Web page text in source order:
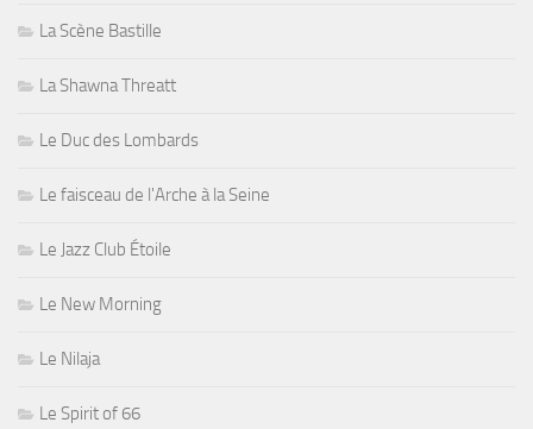
La Scène Bastille
La Shawna Threatt
Le Duc des Lombards
Le faisceau de l'Arche à la Seine
Le Jazz Club Étoile
Le New Morning
Le Nilaja
Le Spirit of 66